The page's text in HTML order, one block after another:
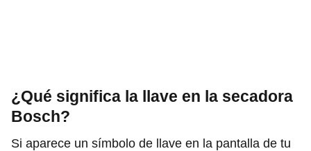
¿Qué significa la llave en la secadora
Bosch?
Si aparece un símbolo de llave en la pantalla de tu